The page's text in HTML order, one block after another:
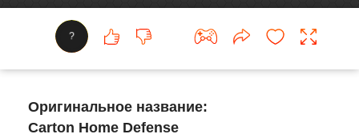
?
Оригинальное название:
Carton Home Defense